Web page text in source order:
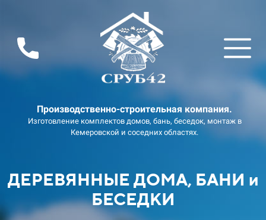
Производственно-строительная компания.
Изготовление комплектов домов, бань, беседок, монтаж в
Кемеровской и соседних областях.
ДЕРЕВЯННЫЕ ДОМА, БАНИ и
БЕСЕДКИ